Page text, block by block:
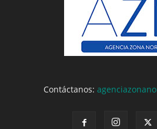
Contáctanos: